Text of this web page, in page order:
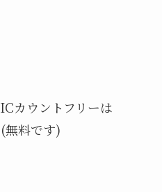
カウントフリーは
無料です)